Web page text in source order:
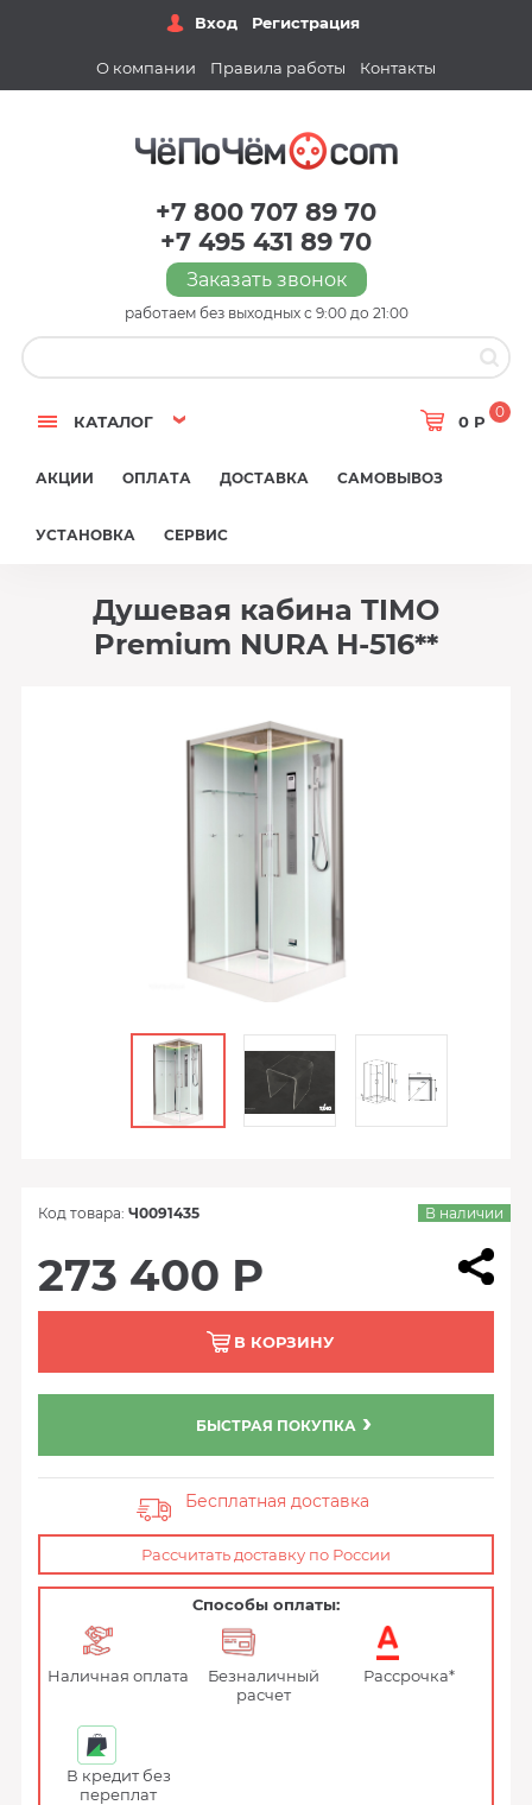
Вход Регистрация
О компании Правила работы Контакты
+7 800 707 89 70
+7 495 431 89 70
Заказать звонок
работаем без выходных с 9:00 до 21:00
КАТАЛОГ 0 Р
0
АКЦИИ ОПЛАТА ДОСТАВКА САМОВЫВОЗ
УСТАНОВКА СЕРВИС
Душевая кабина TIMO
Premium NURA H-516**
Код товара: Ч0091435 В наличии
273 400 Р
В КОРЗИНУ
БЫСТРАЯ ПОКУПКА
Бесплатная доставка
Рассчитать доставку по России
Способы оплаты:
Наличная оплата
Безналичный
расчет
Рассрочка*
В кредит без
переплат